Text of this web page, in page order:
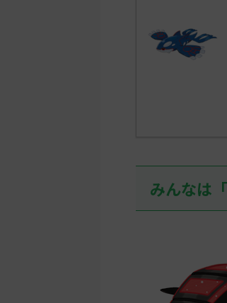
t4wz) 2023/07/02(日)
18:28:06.00ID:O9D7O9iU0
ョンでも何でもないのにた
ダグトリオと同じ種族値で
れたウミトリオオとかもな
みんなは